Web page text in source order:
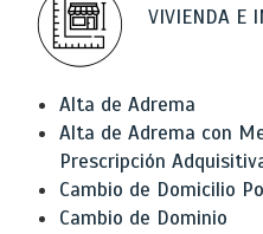
VIVIENDA E
Alta de Adrema
Alta de Adrema con
Prescripción
Cambio de Domicilio
Cambio de Dominio